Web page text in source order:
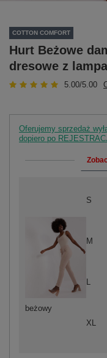
COTTON COMFORT
Hurt Beżowe
dresowe z
5.00/5.00
Oferujemy sprzedaż
dopiero po
beżowy
S
M
L
XL